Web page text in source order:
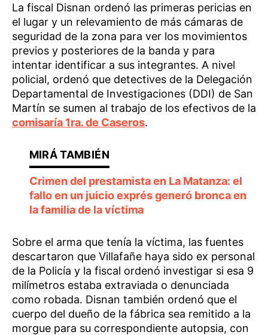
La fiscal Disnan ordenó las primeras pericias en
el lugar y un relevamiento de más cámaras de
seguridad de la zona para ver los movimientos
previos y posteriores de la banda y para
intentar identificar a sus integrantes. A nivel
policial, ordenó que detectives de la Delegación
Departamental de Investigaciones (DDI) de San
Martín se sumen al trabajo de los efectivos de la
comisaría 1ra. de Caseros.
Crimen del prestamista en La Matanza: el
fallo en un juicio exprés generó bronca en
la familia de la víctima
Sobre el arma que tenía la víctima, las fuentes
descartaron que Villafañe haya sido ex personal
de la Policía y la fiscal ordenó investigar si esa 9
milímetros estaba extraviada o denunciada
como robada. Disnan también ordenó que el
cuerpo del dueño de la fábrica sea remitido a la
morgue para su correspondiente autopsia, con